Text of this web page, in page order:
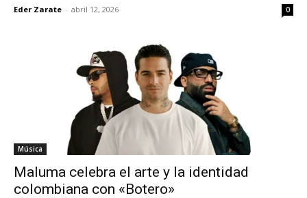
Eder Zarate - abril 12, 2026 0
Música
Maluma celebra el arte y la identidad
colombiana con «Botero»